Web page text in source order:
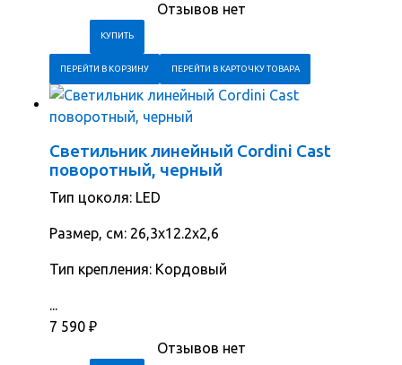
Отзывов нет
ПЕРЕЙТИ В КОРЗИНУ ПЕРЕЙТИ В КАРТОЧКУ ТОВАРА
Светильник линейный Cordini Cast
поворотный, черный
Тип цоколя: LED
Размер, cм: 26,3х12.2х2,6
Тип крепления: Кордовый
...
7 590 ₽
Отзывов нет